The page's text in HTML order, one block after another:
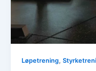
Løpetrening,